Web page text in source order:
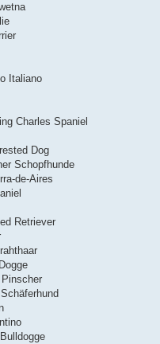
Italiano
Charles Spaniel
Dog
Schopfhunde
de-Aires
Retriever